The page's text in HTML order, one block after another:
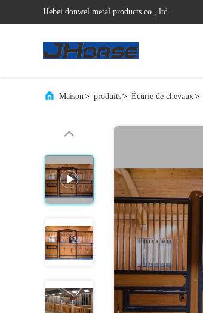
Hebei donwel metal products co., ltd.
Maison> produits> Écurie de chevaux>